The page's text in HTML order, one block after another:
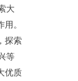
大
。
探索
等
优质